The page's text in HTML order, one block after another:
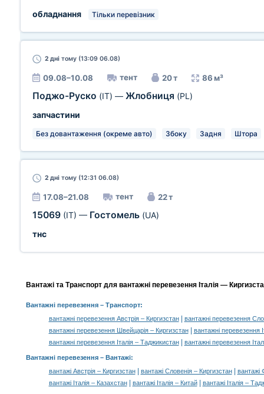
обладнання
Тільки перевізник
2 дні тому (13:09 06.08)
09.08–10.08 тент 20 т 86 м³
Поджо-Руско (IT) — Жлобниця (PL)
запчастини
Без довантаження (окреме авто) Збоку Задня Штора
2 дні тому (12:31 06.08)
17.08–21.08 тент 22 т
15069 (IT) — Гостомель (UA)
тнс
Вантажі та Транспорт для вантажні перевезення Італія —
Вантажні перевезення– Транспорт:
вантажні перевезення Австрія – Киргизстан|
вантажні перевезення
вантажні перевезення Швейцарія – Киргизстан|
вантажні перевезення
вантажні перевезення Італія – Таджикистан| вантажні перевезення
Вантажні перевезення – Вантажі:
вантажі Австрія – Киргизстан| вантажі Словенія – Киргизстан|
вантажі
вантажі Італія – Казахстан| вантажі Італія – Китай| вантажі Італія –